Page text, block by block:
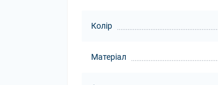
Колір
Матеріал